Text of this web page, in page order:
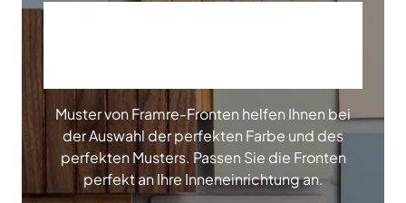
Muster von Framre-Fronten helfen Ihnen bei
der Auswahl der perfekten Farbe und des
perfekten Musters. Passen Sie die Fronten
perfekt an Ihre Inneneinrichtung an.